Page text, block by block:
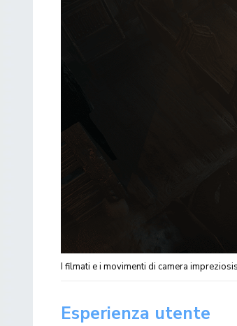
I filmati e i movimenti di camera
Esperienza utente